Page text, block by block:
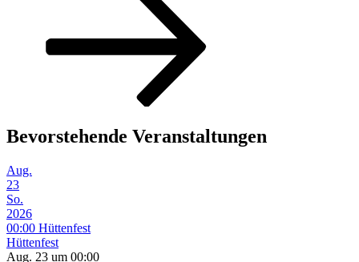
Bevorstehende Veranstaltungen
Aug.
23
So.
2026
00:00 Hüttenfest
Hüttenfest
Aug. 23 um 00:00